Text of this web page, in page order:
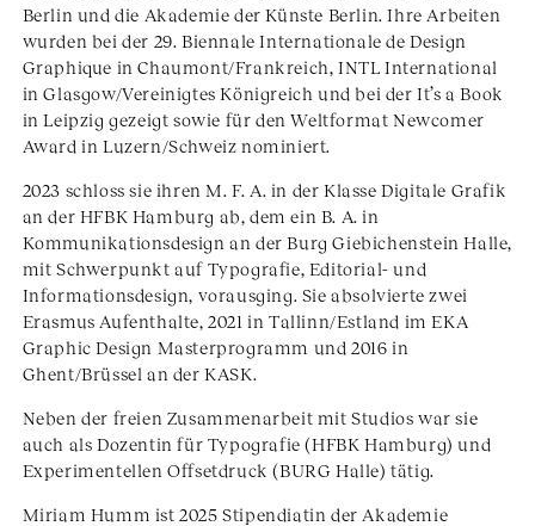
Berlin und die Akademie der Künste Berlin. Ihre Arbeiten
wurden bei der 29. Biennale Internationale de Design
Graphique in Chaumont/Frankreich, INTL International
in Glasgow/Vereinigtes Königreich und bei der It’s a Book
in Leipzig gezeigt sowie für den Weltformat Newcomer
Award in Luzern/Schweiz nominiert.
2023 schloss sie ihren M. F. A. in der Klasse Digitale Grafik
an der HFBK Hamburg ab, dem ein B. A. in
Kommunikationsdesign an der Burg Giebichenstein Halle,
mit Schwerpunkt auf Typografie, Editorial- und
Informationsdesign, vorausging. Sie absolvierte zwei
Erasmus Aufenthalte, 2021 in Tallinn/Estland im EKA
Graphic Design Masterprogramm und 2016 in
Ghent/Brüssel an der KASK.
Neben der freien Zusammenarbeit mit Studios war sie
auch als Dozentin für Typografie (HFBK Hamburg) und
Experimentellen Offsetdruck (BURG Halle) tätig.
Miriam Humm ist 2025 Stipendiatin der Akademie